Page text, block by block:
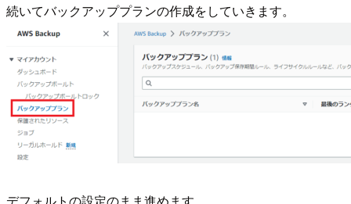
続いてバックアッププランの作成をしていきます。